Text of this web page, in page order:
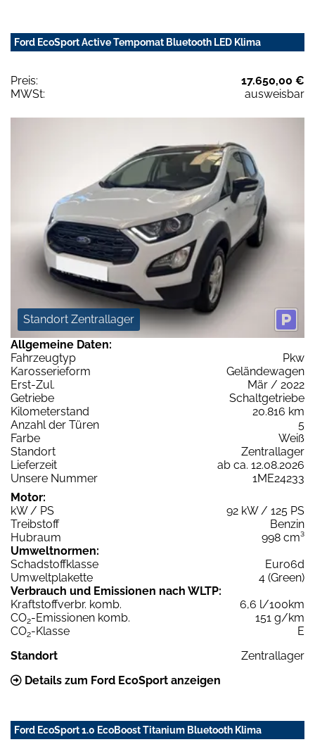
Ford EcoSport Active Tempomat Bluetooth LED Klima
Preis:
17.650,00 €
MWSt:
ausweisbar
Standort Zentrallager
Allgemeine Daten:
Fahrzeugtyp
Pkw
Karosserieform
Geländewagen
Erst-Zul.
Mär / 2022
Getriebe
Schaltgetriebe
Kilometerstand
20.816 km
Anzahl der Türen
5
Farbe
Weiß
Standort
Zentrallager
Lieferzeit
ab ca. 12.08.2026
Unsere Nummer
1ME24233
Motor:
kW / PS
92 kW / 125 PS
Treibstoff
Benzin
Hubraum
998 cm³
Umweltnormen:
Schadstoffklasse
Euro6d
Umweltplakette
4 (Green)
Verbrauch und Emissionen nach WLTP:
Kraftstoffverbr. komb.
6,6 l/100km
CO2-Emissionen komb.
151 g/km
CO2-Klasse
E
Standort
Zentrallager
Details zum Ford EcoSport anzeigen
Ford EcoSport 1.0 EcoBoost Titanium Bluetooth Klima